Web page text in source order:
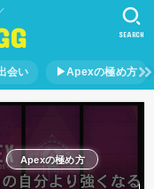
会い ▶︎Apexの極め方
SEARCH
Apexの極め方